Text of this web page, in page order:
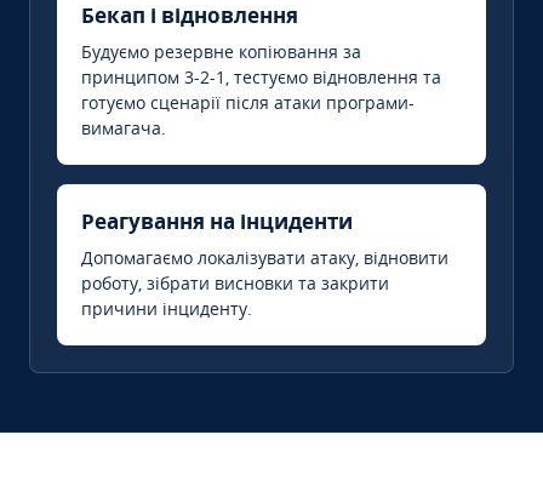
Бекап і відновлення
Будуємо резервне копіювання за
принципом 3-2-1, тестуємо відновлення та
готуємо сценарії після атаки програми-
вимагача.
Реагування на інциденти
Допомагаємо локалізувати атаку, відновити
роботу, зібрати висновки та закрити
причини інциденту.